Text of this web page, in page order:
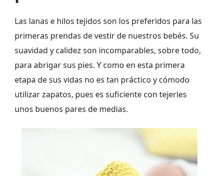
Las lanas e hilos tejidos son los preferidos para las
primeras prendas de vestir de nuestros bebés. Su
suavidad y calidez son incomparables, sobre todo,
para abrigar sus pies. Y como en esta primera
etapa de sus vidas no es tan práctico y cómodo
utilizar zapatos, pues es suficiente con tejerles
unos buenos pares de medias.